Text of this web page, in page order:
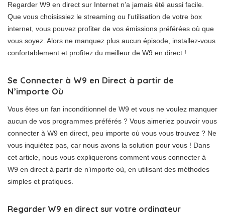
Regarder W9 en direct sur Internet n’a jamais été aussi facile.
Que vous choisissiez le streaming ou l’utilisation de votre box
internet, vous pouvez profiter de vos émissions préférées où que
vous soyez. Alors ne manquez plus aucun épisode, installez-vous
confortablement et profitez du meilleur de W9 en direct !
Se Connecter à W9 en Direct à partir de
N’importe Où
Vous êtes un fan inconditionnel de W9 et vous ne voulez manquer
aucun de vos programmes préférés ? Vous aimeriez pouvoir vous
connecter à W9 en direct, peu importe où vous vous trouvez ? Ne
vous inquiétez pas, car nous avons la solution pour vous ! Dans
cet article, nous vous expliquerons comment vous connecter à
W9 en direct à partir de n’importe où, en utilisant des méthodes
simples et pratiques.
Regarder W9 en direct sur votre ordinateur